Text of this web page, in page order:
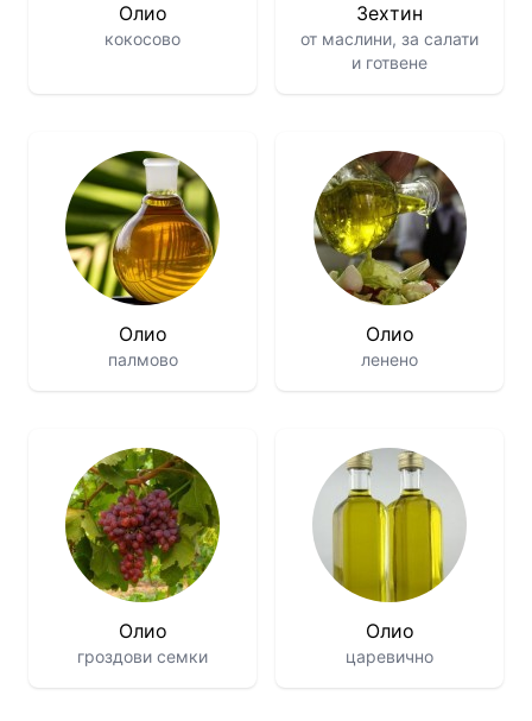
Олио
кокосово
Зехтин
от маслини, за салати
и готвене
Олио
палмово
Олио
ленено
Олио
гроздови семки
Олио
царевично